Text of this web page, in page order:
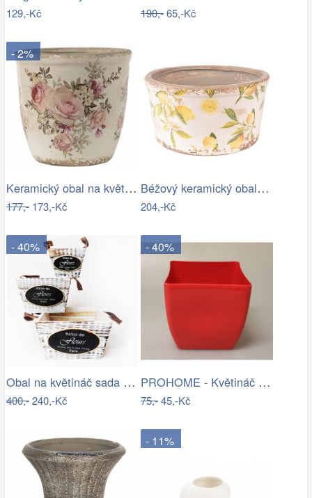
129,-Kč 190,-65,-Kč
- 2%
Keramický obal na květináč s růžemi…
177,-173,-Kč
Béžový keramický obal na květináč s…
204,-Kč
- 40%
Obal na květináč sada 3ks
400,-240,-Kč
- 40%
PROHOME - Květináč COUBI 19 hranatý…
75,-45,-Kč
- 11%